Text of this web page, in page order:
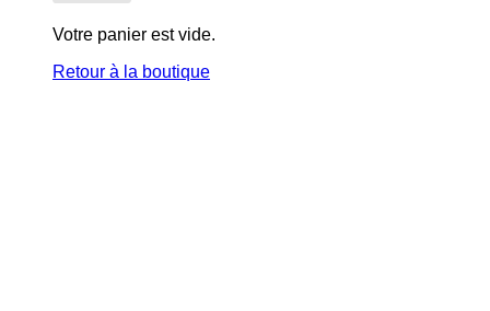
Votre panier est vide.
Retour à la boutique